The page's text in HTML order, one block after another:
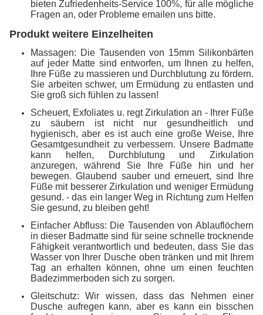
bieten Zufriedenheits-Service 100%, für alle mögliche
Fragen an, oder Probleme emailen uns bitte.
Produkt weitere Einzelheiten
Massagen: Die Tausenden von 15mm Silikonbärten
auf jeder Matte sind entworfen, um Ihnen zu helfen,
Ihre Füße zu massieren und Durchblutung zu fördern.
Sie arbeiten schwer, um Ermüdung zu entlasten und
Sie groß sich fühlen zu lassen!
Scheuert, Exfoliates u. regt Zirkulation an - Ihrer Füße
zu säubern ist nicht nur gesundheitlich und
hygienisch, aber es ist auch eine große Weise, Ihre
Gesamtgesundheit zu verbessern. Unsere Badmatte
kann helfen, Durchblutung und Zirkulation
anzuregen, während Sie Ihre Füße hin und her
bewegen. Glaubend sauber und erneuert, sind Ihre
Füße mit besserer Zirkulation und weniger Ermüdung
gesund. - das ein langer Weg in Richtung zum Helfen
Sie gesund, zu bleiben geht!
Einfacher Abfluss: Die Tausenden von Ablauflöchern
in dieser Badmatte sind für seine schnelle trocknende
Fähigkeit verantwortlich und bedeuten, dass Sie das
Wasser von Ihrer Dusche oben tränken und mit Ihrem
Tag an erhalten können, ohne um einen feuchten
Badezimmerboden sich zu sorgen.
Gleitschutz: Wir wissen, dass das Nehmen einer
Dusche aufregen kann, aber es kann ein bisschen